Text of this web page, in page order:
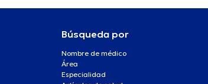
Búsqueda por
Nombre de médico
Área
Especialidad